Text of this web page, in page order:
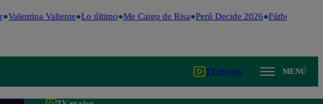
Valentina Valiente Lo último Me Caigo de Risa Perú Decide 2026 Fútbol peruano
TV en vivo MENÚ